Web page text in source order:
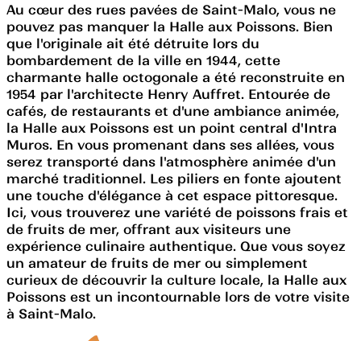
Au cœur des rues pavées de Saint-Malo, vous ne
pouvez pas manquer la Halle aux Poissons. Bien
que l'originale ait été détruite lors du
bombardement de la ville en 1944, cette
charmante halle octogonale a été reconstruite en
1954 par l'architecte Henry Auffret. Entourée de
cafés, de restaurants et d'une ambiance animée,
la Halle aux Poissons est un point central d'Intra
Muros. En vous promenant dans ses allées, vous
serez transporté dans l'atmosphère animée d'un
marché traditionnel. Les piliers en fonte ajoutent
une touche d'élégance à cet espace pittoresque.
Ici, vous trouverez une variété de poissons frais et
de fruits de mer, offrant aux visiteurs une
expérience culinaire authentique. Que vous soyez
un amateur de fruits de mer ou simplement
curieux de découvrir la culture locale, la Halle aux
Poissons est un incontournable lors de votre visite
à Saint-Malo.